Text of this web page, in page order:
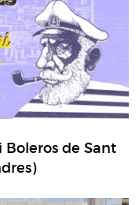
Boleros de Sant